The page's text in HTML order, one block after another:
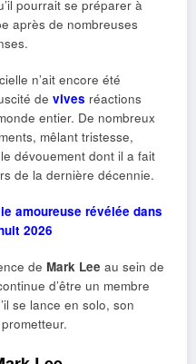
pourrait se préparer à
après de nombreuses
n’ait encore été
de vives réactions
entier. De nombreux
mêlant tristesse,
dévouement dont il a fait
de la dernière décennie.
amoureuse révélée dans
2026
de Mark Lee au sein de
d’être un membre
se lance en solo, son